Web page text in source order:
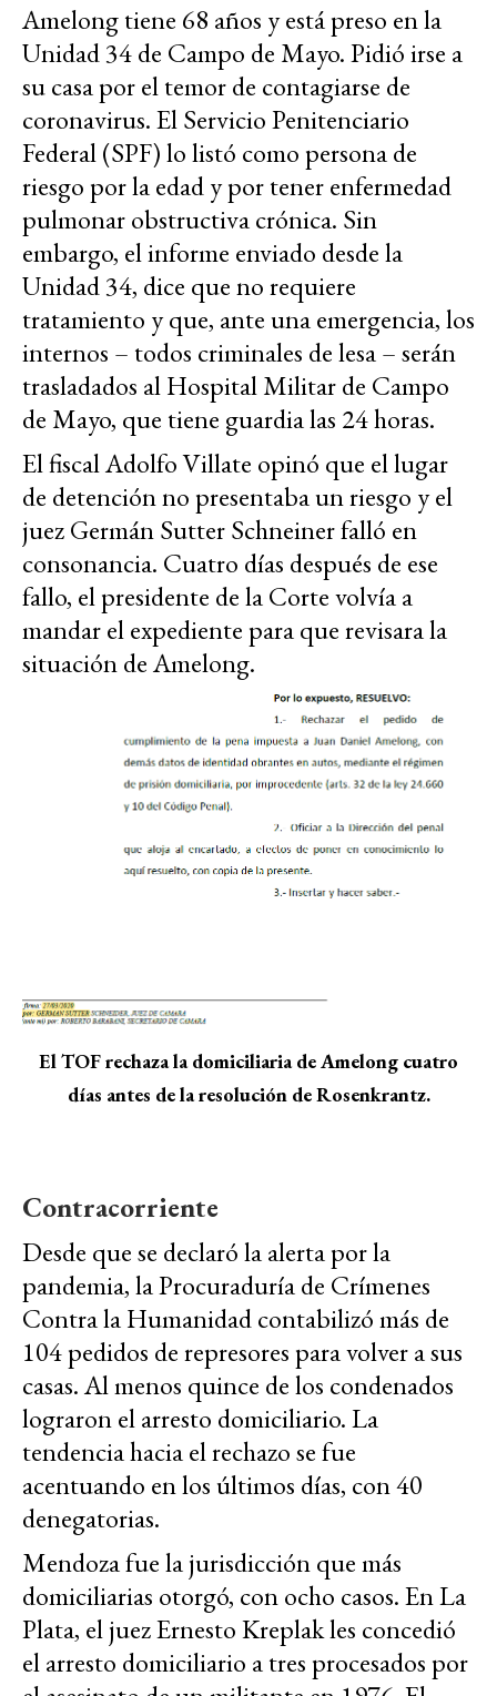
Amelong tiene 68 años y está preso en la
Unidad 34 de Campo de Mayo. Pidió irse a
su casa por el temor de contagiarse de
coronavirus. El Servicio Penitenciario
Federal (SPF) lo listó como persona de
riesgo por la edad y por tener enfermedad
pulmonar obstructiva crónica. Sin
embargo, el informe enviado desde la
Unidad 34, dice que no requiere
tratamiento y que, ante una emergencia, los
internos – todos criminales de lesa – serán
trasladados al Hospital Militar de Campo
de Mayo, que tiene guardia las 24 horas.
El fiscal Adolfo Villate opinó que el lugar
de detención no presentaba un riesgo y el
juez Germán Sutter Schneiner falló en
consonancia. Cuatro días después de ese
fallo, el presidente de la Corte volvía a
mandar el expediente para que revisara la
situación de Amelong.
El TOF rechaza la domiciliaria de Amelong cuatro
días antes de la resolución de Rosenkrantz.
Contracorriente
Desde que se declaró la alerta por la
pandemia, la Procuraduría de Crímenes
Contra la Humanidad contabilizó más de
104 pedidos de represores para volver a sus
casas. Al menos quince de los condenados
lograron el arresto domiciliario. La
tendencia hacia el rechazo se fue
acentuando en los últimos días, con 40
denegatorias.
Mendoza fue la jurisdicción que más
domiciliarias otorgó, con ocho casos. En La
Plata, el juez Ernesto Kreplak les concedió
el arresto domiciliario a tres procesados por